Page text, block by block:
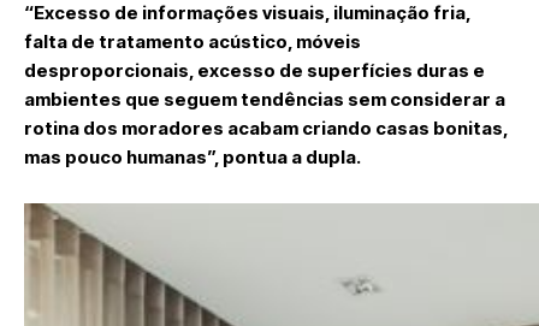
“Excesso de informações visuais, iluminação fria,
falta de tratamento acústico, móveis
desproporcionais, excesso de superfícies duras e
ambientes que seguem tendências sem considerar a
rotina dos moradores acabam criando casas bonitas,
mas pouco humanas”, pontua a dupla.